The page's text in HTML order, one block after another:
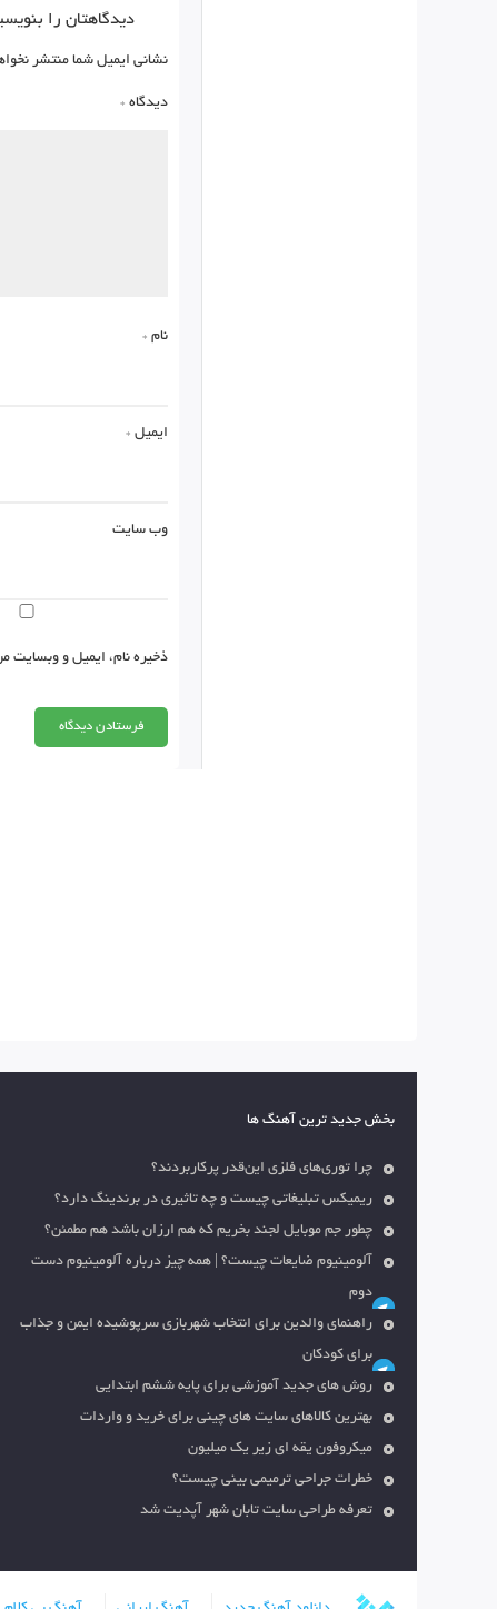
دیدگاهتان را
نشانی ایمیل شما منتشر
دیدگاه *
نام *
ایمیل *
وب‌ سایت
ذخیره نام، ایمیل و وبسایت
بخش جدید ترین آهنگ ها
چرا توری‌های فلزی این‌قدر پرکاربردند؟
ریمیکس تبلیغاتی چیست و چه تاثیری در برندینگ دارد؟
چطور جم موبایل لجند بخریم که هم ارزان باشد هم مطمئن؟
آلومینیوم ضایعات چیست؟ | همه چیز درباره آلومینیوم دست
دوم
راهنمای والدین برای انتخاب شهربازی سرپوشیده ایمن و جذاب
برای کودکان
روش های جدید آموزشی برای پایه ششم ابتدایی
بهترین کالاهای سایت های چینی برای خرید و واردات
میکروفون یقه ای زیر یک میلیون
خطرات جراحی ترمیمی بینی چیست؟
تعرفه طراحی سایت تابان شهر آپدیت شد